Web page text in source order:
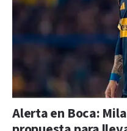
Alerta en Boca: